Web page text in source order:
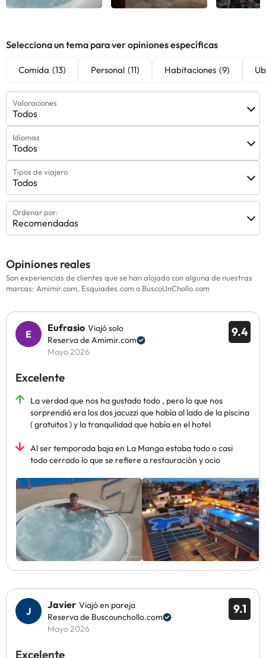
Selecciona un tema para ver opiniones específicas
Comida (13) Personal (11) Habitaciones (9)
Valoraciones
Todos
Idiomas
Todos
Tipos de viajero
Todos
Ordenar por:
Recomendadas
Opiniones reales
Son experiencias de clientes que se han alojado con alguna de nuestras
marcas: Amimir.com, Esquiades.com o BuscoUnChollo.com
9.4
Eufrasio Viajó solo
Reserva de Amimir.com
Mayo 2026
Excelente
La verdad que nos ha gustado todo , pero lo que nos
sorprendió era los dos jacuzzi que había al lado de la piscina
( gratuitos ) y la tranquilidad que había en el hotel
Al ser temporada baja en La Manga estaba todo o casi
todo cerrado lo que se refiere a restauración y ocio
9.1
Javier Viajó en pareja
Reserva de Buscounchollo.com
Mayo 2026
Excelente